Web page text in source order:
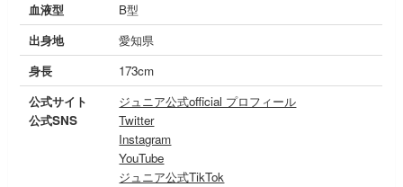
血液型
B型
出身地
愛知県
身長
173cm
公式サイト
公式SNS
ジュニア公式official プロフィール
Twitter
Instagram
YouTube
ジュニア公式TikTok